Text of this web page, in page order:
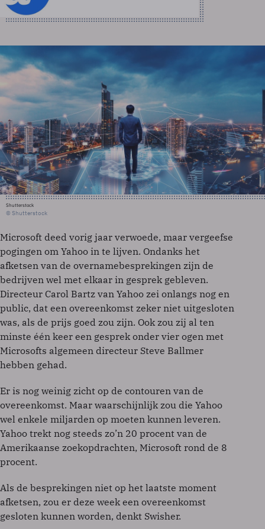
Shutterstock
© Shutterstock
Microsoft deed vorig jaar verwoede, maar vergeefse
pogingen om Yahoo in te lijven. Ondanks het
afketsen van de overnamebesprekingen zijn de
bedrijven wel met elkaar in gesprek gebleven.
Directeur Carol Bartz van Yahoo zei onlangs nog en
public, dat een overeenkomst zeker niet uitgesloten
was, als de prijs goed zou zijn. Ook zou zij al ten
minste één keer een gesprek onder vier ogen met
Microsofts algemeen directeur Steve Ballmer
hebben gehad.
Er is nog weinig zicht op de contouren van de
overeenkomst. Maar waarschijnlijk zou die Yahoo
wel enkele miljarden op moeten kunnen leveren.
Yahoo trekt nog steeds zo’n 20 procent van de
Amerikaanse zoekopdrachten, Microsoft rond de 8
procent.
Als de besprekingen niet op het laatste moment
afketsen, zou er deze week een overeenkomst
gesloten kunnen worden, denkt Swisher.